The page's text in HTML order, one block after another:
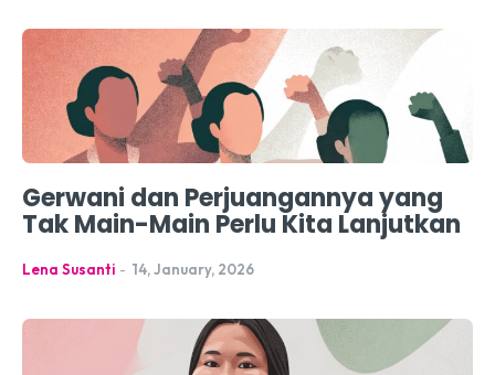
Gerwani dan Perjuangannya yang
Tak Main-Main Perlu Kita Lanjutkan
Lena Susanti - 14, January, 2026